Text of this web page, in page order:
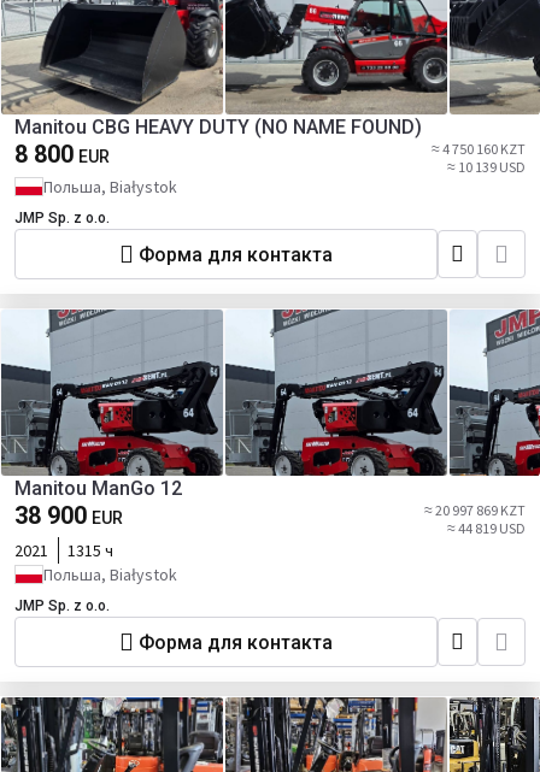
Manitou CBG HEAVY DUTY (NO NAME FOUND)
8 800 EUR
≈ 4 750 160 KZT
≈ 10 139 USD
Польша, Białystok
JMP Sp. z o.o.
Форма для контакта
Manitou ManGo 12
38 900 EUR
≈ 20 997 869 KZT
≈ 44 819 USD
2021
1315 ч
Польша, Białystok
JMP Sp. z o.o.
Форма для контакта